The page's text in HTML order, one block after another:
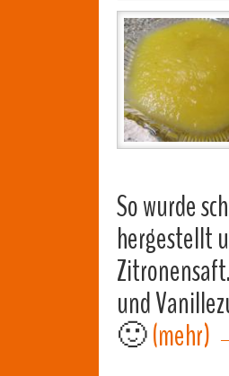
So wurde
hergestellt
und
🙂(mehr)